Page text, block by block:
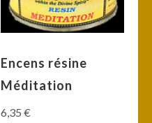
Encens résine
Méditation
6,35€